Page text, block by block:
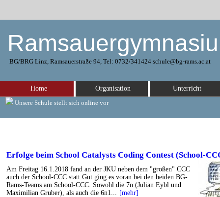
BG/BRG Linz, Ramsauerstraße 94, Tel: 0732/341424 schule@bg-rams.ac.at
Unsere Schule stellt sich online vor
Home Organisation Unterricht
Erfolge beim School Catalysts Coding Contest (School-
Am Freitag 16.1.2018 fand an der JKU neben dem "großen" CCC
auch der School-CCC statt.Gut ging es voran bei den beiden BG-
Rams-Teams am School-CCC. Sowohl die 7n (Julian Eybl und
Maximilian Gruber), als auch die 6n1...
[mehr]